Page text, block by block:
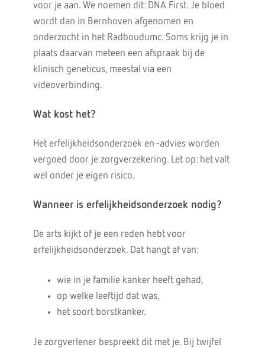
voor je aan. We noemen dit: DNA First. Je bloed
wordt dan in Bernhoven afgenomen en
onderzocht in het Radboudumc. Soms krijg je in
plaats daarvan meteen een afspraak bij de
klinisch geneticus, meestal via een
videoverbinding.
Wat kost het?
Het erfelijkheidsonderzoek en -advies worden
vergoed door je zorgverzekering. Let op: het valt
wel onder je eigen risico.
Wanneer is erfelijkheidsonderzoek nodig?
De arts kijkt of je een reden hebt voor
erfelijkheidsonderzoek. Dat hangt af van:
wie in je familie kanker heeft gehad,
op welke leeftijd dat was,
het soort borstkanker.
Je zorgverlener bespreekt dit met je. Bij twijfel